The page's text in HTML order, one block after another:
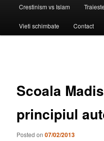
Crestinism vs Islam
Vieti schimbate Contact
Scoala
principiul
Posted on07/02/2013